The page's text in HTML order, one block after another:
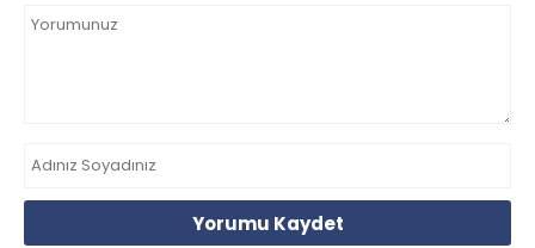
Yorumu Kaydet